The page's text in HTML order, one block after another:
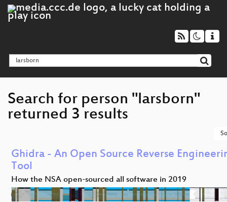
Search for person "larsborn"
returned 3 results
Ghidra - An Open Source Reverse
Tool
How the NSA open-sourced all software in 2019